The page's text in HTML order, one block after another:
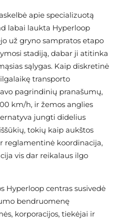
apie specializuotą
labai laukta Hyperloop
už gryno sampratos etapo
stadiją, dabar ji atitinka
sąlygas. Kaip diskretinė
transporto
pagrindinių pranašumų,
km/h, ir žemos anglies
jungti didelius
tokių kaip aukštos
reglamentinė koordinacija,
vis dar reikalaus ilgo
Hyperloop centras susivedė
bendruomenę
korporacijos, tiekėjai ir